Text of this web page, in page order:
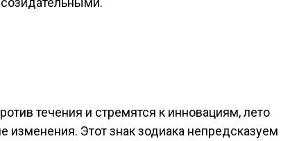
течения и стремятся к инновациям, лето
изменения. Этот знак зодиака непредсказуем